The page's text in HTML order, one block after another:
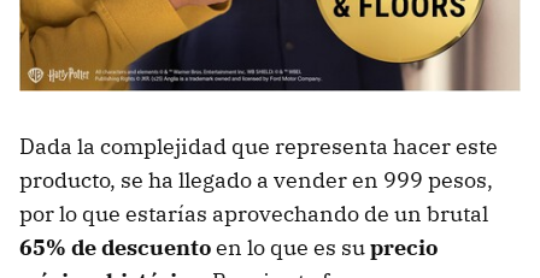
Dada la complejidad que representa hacer este
producto, se ha llegado a vender en 999 pesos,
por lo que estarías aprovechando de un brutal
65% de descuentoen lo que es suprecio